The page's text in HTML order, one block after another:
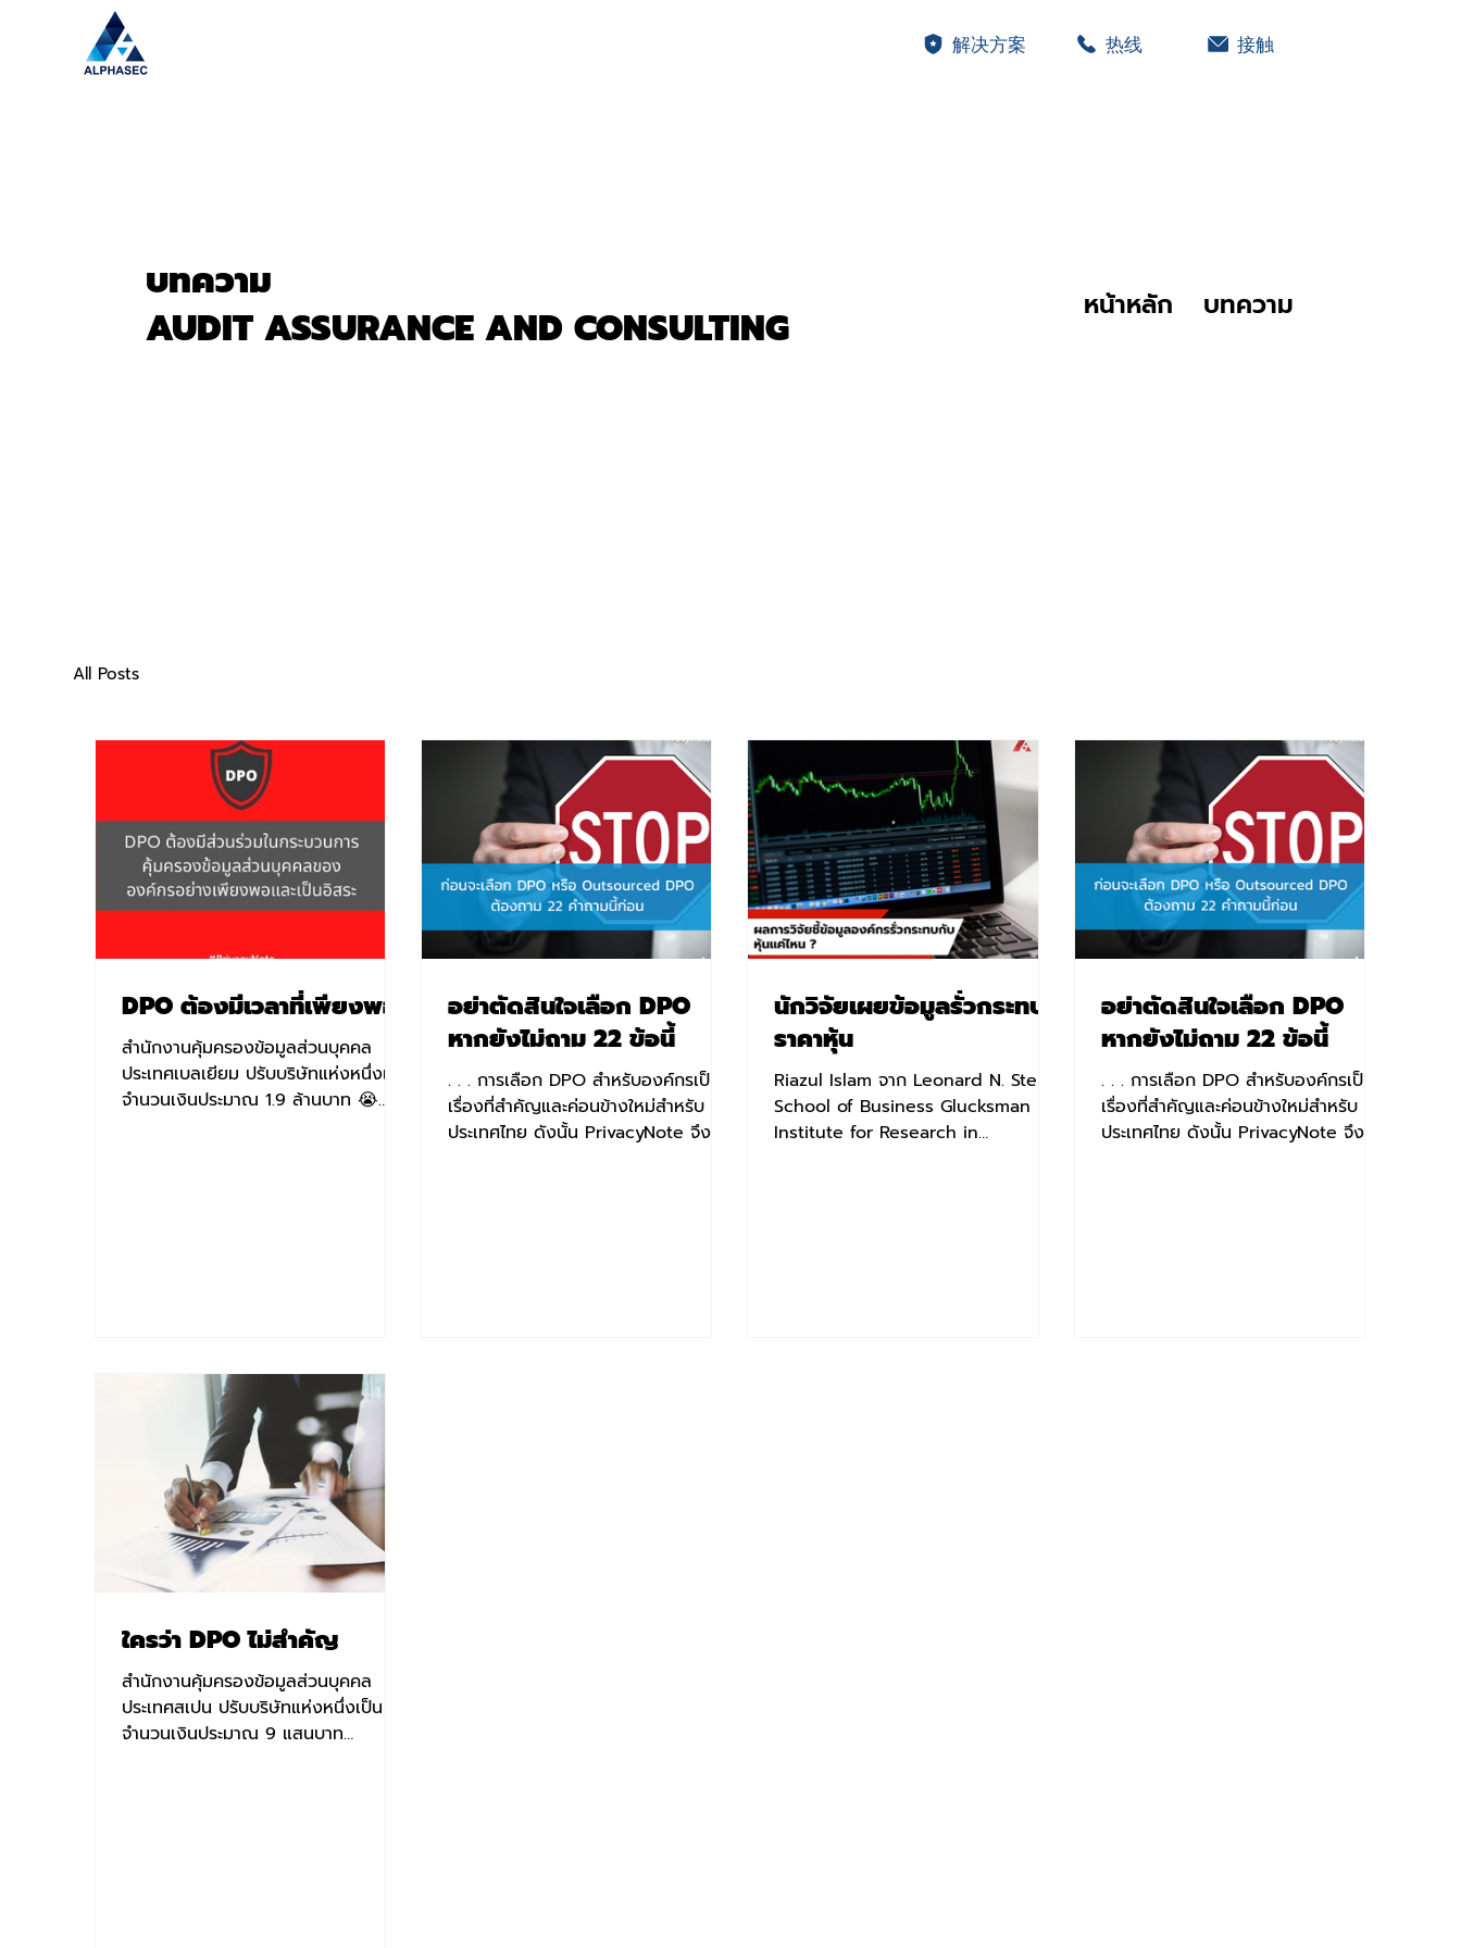
热线
解决方案 接触
บทความ
AUDIT ASSURANCE AND CONSULTING
หน้าหลัก บทความ
All Posts
DPO ต้องมีเวลาที่เพียงพอ
สำนักงานคุ้มครองข้อมูลส่วนบุคคล
ประเทศเบลเยียม ปรับบริษัทแห่งหนึ่งเป็น
จำนวนเงินประมาณ 1.9 ล้านบาท 😭
อย่าตัดสินใจเลือก DPO
หากยังไม่ถาม 22 ข้อนี้
. . . การเลือก DPO สำหรับองค์กรเป็น
เรื่องที่สำคัญและค่อนข้างใหม่สำหรับ
ประเทศไทย ดังนั้น PrivacyNote จึงหา
นักวิจัยเผยข้อมูลรั่วกระทบ
ราคาหุ้น
Riazul Islam จาก Leonard N. Stern
School of Business Glucksman
Institute for Research in
อย่าตัดสินใจเลือก DPO
หากยังไม่ถาม 22 ข้อนี้
. . . การเลือก DPO สำหรับองค์กรเป็น
เรื่องที่สำคัญและค่อนข้างใหม่สำหรับ
ประเทศไทย ดังนั้น PrivacyNote จึงหา
ใครว่า DPO ไม่สำคัญ
สำนักงานคุ้มครองข้อมูลส่วนบุคคล
ประเทศสเปน ปรับบริษัทแห่งหนึ่งเป็น
จำนวนเงินประมาณ 9 แสนบาท